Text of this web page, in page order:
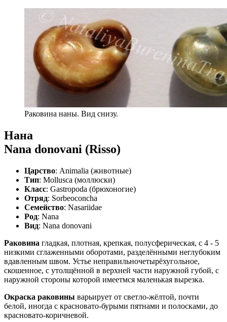
Раковина наны. Вид снизу.
Нана
Nana donovani (Risso)
Царство: Animalia (животные)
Тип: Mollusca (моллюски)
Класс: Gastropoda (брюхоногие)
Отряд: Sorbeoconcha
Семейство: Nasariidae
Род: Nana
Вид: Nana donovani
Раковина гладкая, плотная, крепкая, полусферическая, с 4 - 5
низкими сглаженными оборотами, разделёнными неглубоким
вдавленным швом. Устье неправильночетырёхугольное,
скошенное, с утолщённой в верхней части наружной губой, с
наружной стороны которой имеетмся маленькая вырезка.
Окраска раковины варьирует от светло-жёлтой, почти
белой, иногда с красновато-бурыми пятнами и полосками, до
красновато-коричневой.